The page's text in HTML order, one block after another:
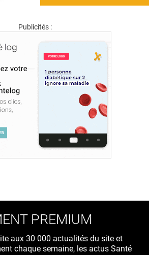
Publicités :
PREMIUM
aux 30 000 actualités du site et
chaque semaine, les actus Santé